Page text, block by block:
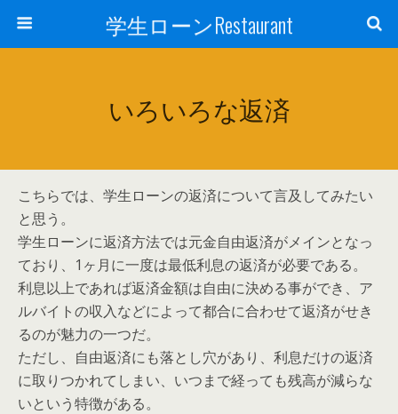
学生ローンRestaurant
いろいろな返済
こちらでは、学生ローンの返済について言及してみたい
と思う。
学生ローンに返済方法では元金自由返済がメインとなっ
ており、1ヶ月に一度は最低利息の返済が必要である。
利息以上であれば返済金額は自由に決める事ができ、ア
ルバイトの収入などによって都合に合わせて返済がせき
るのが魅力の一つだ。
ただし、自由返済にも落とし穴があり、利息だけの返済
に取りつかれてしまい、いつまで経っても残高が減らな
いという特徴がある。